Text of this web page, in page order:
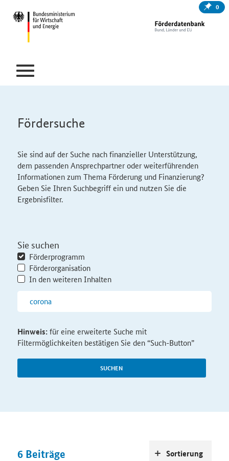
0
Fördersuche
Sie sind auf der Suche nach finanzieller Unterstützung,
dem passenden Ansprechpartner oder weiterführenden
Informationen zum Thema Förderung und Finanzierung?
Geben Sie Ihren Suchbegriff ein und nutzen Sie die
Ergebnisfilter.
Sie suchen
Förderprogramm
Förderorganisation
In den weiteren Inhalten
SUCHEN
Hinweis:für eine erweiterte Suche mit
Filtermöglichkeiten bestätigen Sie den “Such-Button”
6 Beiträge Sortierung